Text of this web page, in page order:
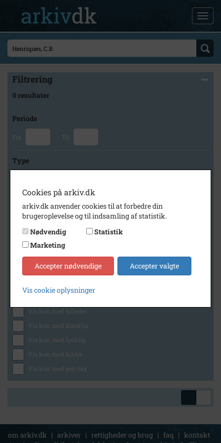
Filtrering
0 resultater
Periode
Fra Til
Type
Arkiv
Tårnby Stads- og Lokalarkiv
Generelt
Vis kun med billeder
Vis kun med filmklip
Vis kun med lydklip
Vis kun med kilder
Vis kun med geo-tag
om arkiv.dk | arkiver | rettigheder og brug | faq | kontakt
Cookies på arkiv.dk
arkiv.dk anvender cookies til at forbedre din
brugeroplevelse og til indsamling af statistik.
Nødvendig
Statistik
Marketing
Accepter nødvendige Accepter valgte
Vis cookie oplysninger